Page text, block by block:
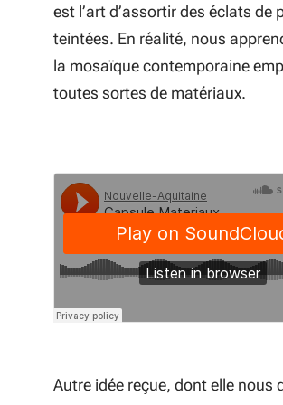
est l’art d’assortir des éclats de
teintées. En réalité, nous
la mosaïque contemporaine
toutes sortes de matériaux.
Autre idée reçue, dont elle nous